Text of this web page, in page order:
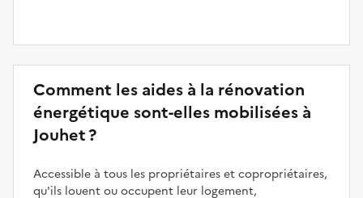
Comment les aides à la rénovation
énergétique sont-elles mobilisées à
Jouhet ?
Accessible à tous les propriétaires et copropriétaires,
qu'ils louent ou occupent leur logement,